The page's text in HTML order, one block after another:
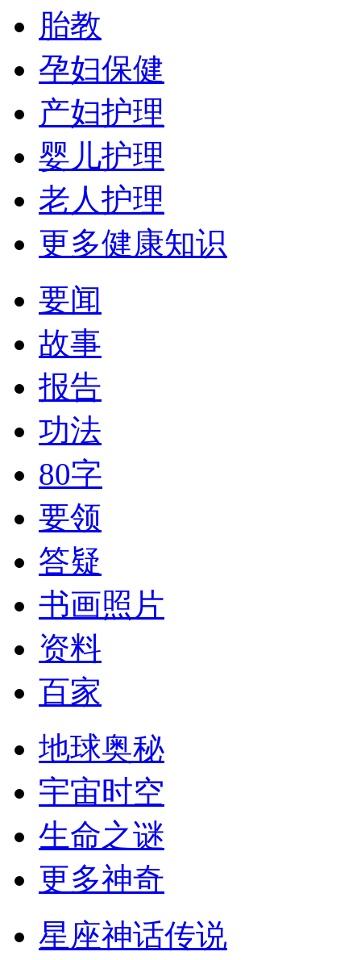
胎教
孕妇保健
产妇护理
婴儿护理
老人护理
更多健康知识
要闻
故事
报告
功法
80字
要领
答疑
书画照片
资料
百家
地球奥秘
宇宙时空
生命之谜
更多神奇
星座神话传说